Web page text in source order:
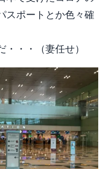
スポートとか色々確
・・・（妻任せ）